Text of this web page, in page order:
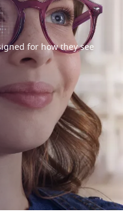
动态感光镜片
for how they see